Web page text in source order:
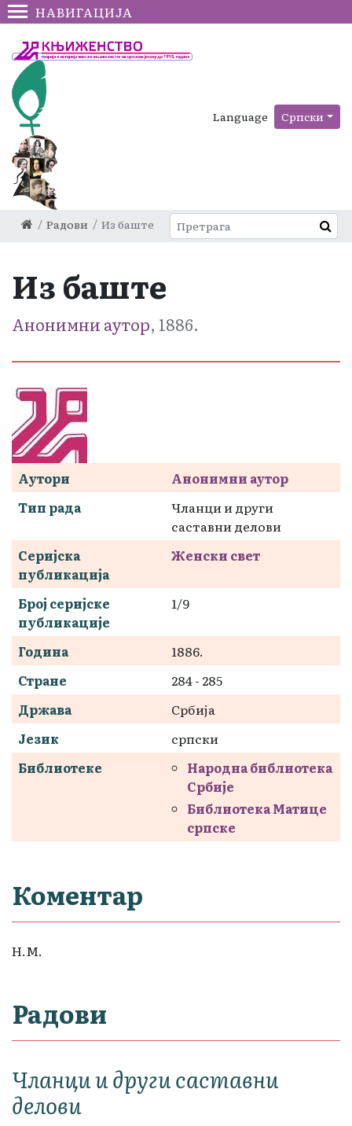
НАВИГАЦИЈА
Language Српски
Радови Из баште
Из баште
Анонимни аутор, 1886.
Аутори
Анонимни аутор
Тип рада
Чланци и други
саставни делови
Серијска
публикација
Женски свет
Број серијске
публикације
1/9
Година
1886.
Стране
284 - 285
Држава
Србија
Језик
српски
Библиотеке
Народна библиотека
Србије
Библиотека Матице
српске
Коментар
Н.М.
Радови
Чланци и други саставни
делови